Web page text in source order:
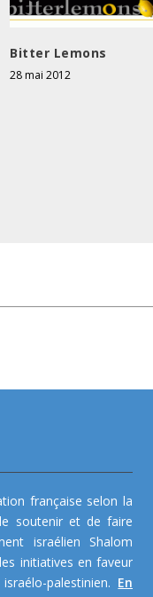
Bitter Lemons
28 mai 2012
française selon la
soutenir et de faire
israélien Shalom
initiatives en faveur
palestinien. En